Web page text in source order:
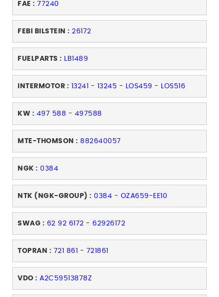
FAE : 77240
FEBI BILSTEIN : 26172
FUELPARTS : LB1489
INTERMOTOR : 13241 - 13245 - LOS459 - LOS516
KW : 497 588 - 497588
MTE-THOMSON : 882640057
NGK : 0384
NTK (NGK-GROUP) : 0384 - OZA659-EE10
SWAG : 62 92 6172 - 62926172
TOPRAN : 721 861 - 721861
VDO : A2C59513878Z